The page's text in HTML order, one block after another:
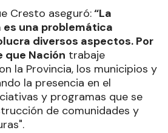
Cresto aseguró:“La
una problemática
diversos aspectos. Por
que Nación trabaje
la Provincia, los municipios y
la presencia en el
y programas que se
de comunidades y